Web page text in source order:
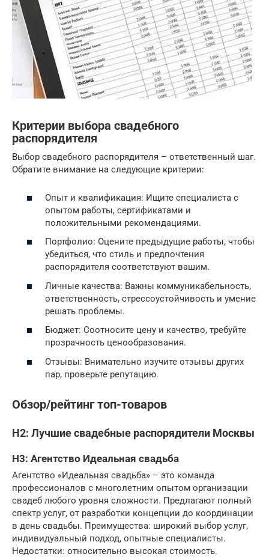
Критерии выбора свадебного
распорядителя
Выбор свадебного распорядителя – ответственный шаг.
Обратите внимание на следующие критерии:
Опыт и квалификация: Ищите специалиста с
опытом работы, сертификатами и
положительными рекомендациями.
Портфолио: Оцените предыдущие работы, чтобы
убедиться, что стиль и предпочтения
распорядителя соответствуют вашим.
Личные качества: Важны коммуникабельность,
ответственность, стрессоустойчивость и умение
решать проблемы.
Бюджет: Соотносите цену и качество, требуйте
прозрачность ценообразования.
Отзывы: Внимательно изучите отзывы других
пар, проверьте репутацию.
Обзор/рейтинг топ-товаров
H2: Лучшие свадебные распорядители Москвы
H3: Агентство Идеальная свадьба
Агентство «Идеальная свадьба» – это команда
профессионалов с многолетним опытом организации
свадеб любого уровня сложности. Предлагают полный
спектр услуг, от разработки концепции до координации
в день свадьбы. Преимущества: широкий выбор услуг,
индивидуальный подход, опытные специалисты.
Недостатки: относительно высокая стоимость.